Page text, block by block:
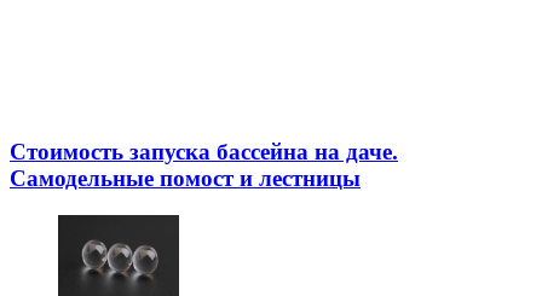
Стоимость запуска бассейна на даче.
Самодельные помост и лестницы